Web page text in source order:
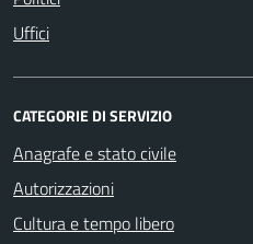
Uffici
CATEGORIE DI SERVIZIO
Anagrafe e stato civile
Autorizzazioni
Cultura e tempo libero